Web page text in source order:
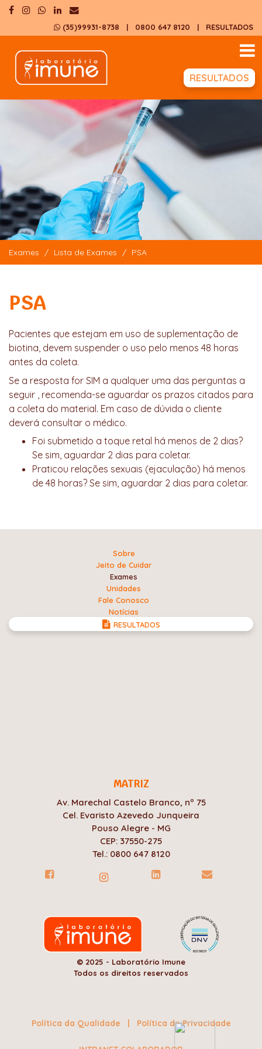
(35)99931-8738 | 0800 647 8120 | RESULTADOS
RESULTADOS
Exames Lista de Exames PSA
PSA
Pacientes que estejam em uso de suplementação de
biotina, devem suspender o uso pelo menos 48 horas
antes da coleta.
Se a resposta for SIM a qualquer uma das perguntas a
seguir , recomenda-se aguardar os prazos citados para
a coleta do material. Em caso de dúvida o cliente
deverá consultar o médico.
Foi submetido a toque retal há menos de 2 dias?
Se sim, aguardar 2 dias para coletar.
Praticou relações sexuais (ejaculação) há menos
de 48 horas? Se sim, aguardar 2 dias para coletar.
Sobre
Jeito de Cuidar
Exames
Unidades
Fale Conosco
Notícias
RESULTADOS
MATRIZ
Av. Marechal Castelo Branco, nº 75
Cel. Evaristo Azevedo Junqueira
Pouso Alegre - MG
CEP: 37550-275
Tel.: 0800 647 8120
© 2025 - Laboratório Imune
Todos os direitos reservados
Política da Qualidade | Política de Privacidade